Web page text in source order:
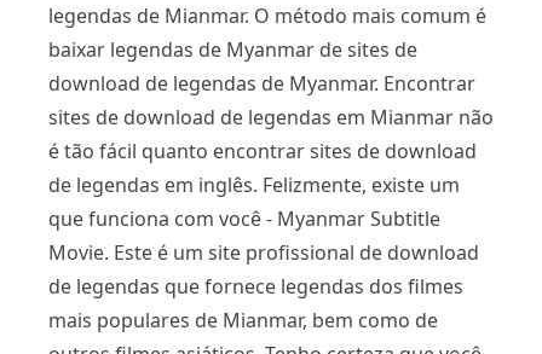
legendas de Mianmar. O método mais comum é
baixar legendas de Myanmar de sites de
download de legendas de Myanmar. Encontrar
sites de download de legendas em Mianmar não
é tão fácil quanto encontrar sites de download
de legendas em inglês. Felizmente, existe um
que funciona com você - Myanmar Subtitle
Movie. Este é um site profissional de download
de legendas que fornece legendas dos filmes
mais populares de Mianmar, bem como de